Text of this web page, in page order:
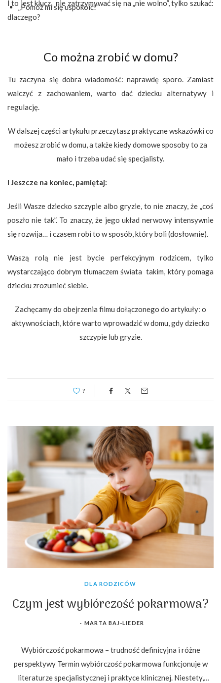
„Pomóż mi się uspokoić!”
I to jest klucz, nie zatrzymywać się na „nie wolno”, tylko szukać:
dlaczego?
Co można zrobić w domu?
Tu zaczyna się dobra wiadomość: naprawdę sporo. Zamiast
walczyć z zachowaniem, warto dać dziecku alternatywy i
regulację.
W dalszej części artykułu przeczytasz praktyczne wskazówki co
możesz zrobić w domu, a także kiedy domowe sposoby to za
mało i trzeba udać się specjalisty.
I Jeszcze na koniec, pamiętaj:
Jeśli Wasze dziecko szczypie albo gryzie, to nie znaczy, że „coś
poszło nie tak”. To znaczy, że jego układ nerwowy intensywnie
się rozwija… i czasem robi to w sposób, który boli (dosłownie).
Waszą rolą nie jest bycie perfekcyjnym rodzicem, tylko
wystarczająco dobrym tłumaczem świata takim, który pomaga
dziecku zrozumieć siebie.
Zachęcamy do obejrzenia filmu dołączonego do artykuły: o
aktywnościach, które warto wprowadzić w domu, gdy dziecko
szczypie lub gryzie.
?
DLA RODZICÓW
Czym jest wybiórczość pokarmowa?
- MARTA BAJ-LIEDER
Wybiórczość pokarmowa – trudność definicyjna i różne
perspektywy Termin wybiórczość pokarmowa funkcjonuje w
literaturze specjalistycznej i praktyce klinicznej. Niestety,